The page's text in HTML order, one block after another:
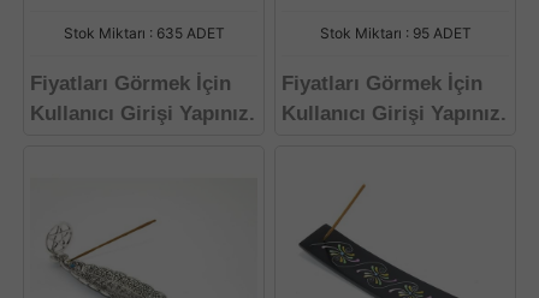
Stok Miktarı : 635 ADET
Fiyatları Görmek İçin
Kullanıcı Girişi Yapınız.
Stok Miktarı : 95 ADET
Fiyatları Görmek İçin
Kullanıcı Girişi Yapınız.